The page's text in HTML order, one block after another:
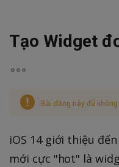
Tạo Widget
Bài đăng này đã
iOS 14 giới thiệu
mới cực "hot" là